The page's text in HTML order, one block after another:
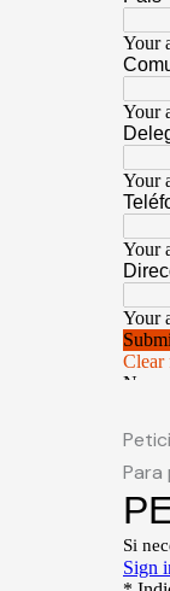
Para